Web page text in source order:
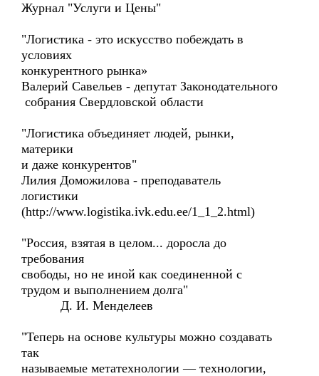
Журнал "Услуги и Цены"
"Логистика - это искусство побеждать в
условиях
конкурентного рынка»
Валерий Савельев - депутат Законодательного
собрания Свердловской области
"Логистика объединяет людей, рынки,
материки
и даже конкурентов"
Лилия Доможилова - преподаватель
логистики
(http://www.logistika.ivk.edu.ee/1_1_2.html)
"Россия, взятая в целом... доросла до
требования
свободы, но не иной как соединенной с
трудом и выполнением долга"
Д. И. Менделеев
"Теперь на основе культуры можно создавать
так
называемые метатехнологии — технологии,